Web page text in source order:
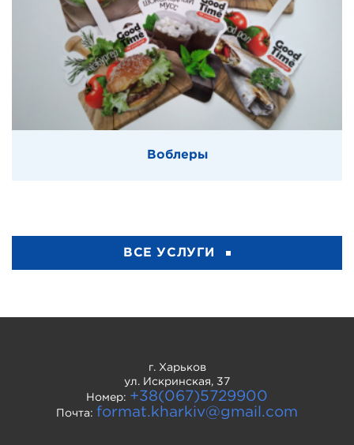
Воблеры
ВСЕ УСЛУГИ
г. Харьков
ул. Искринская, 37
Номер: +38(067)5729900
Почта: format.kharkiv@gmail.com